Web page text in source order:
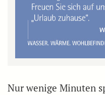
Nur wenige Minuten